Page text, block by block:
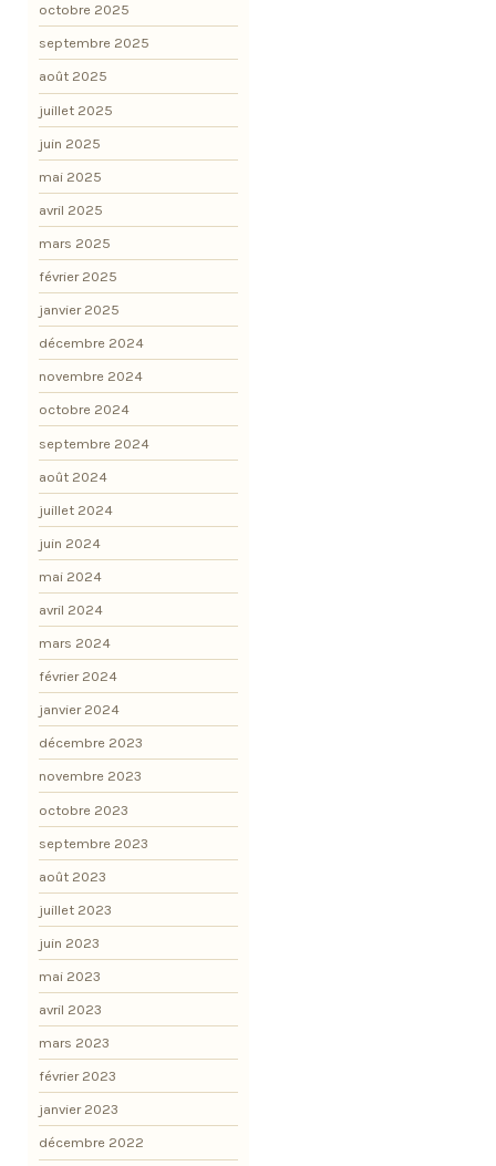
octobre 2025
septembre 2025
août 2025
juillet 2025
juin 2025
mai 2025
avril 2025
mars 2025
février 2025
janvier 2025
décembre 2024
novembre 2024
octobre 2024
septembre 2024
août 2024
juillet 2024
juin 2024
mai 2024
avril 2024
mars 2024
février 2024
janvier 2024
décembre 2023
novembre 2023
octobre 2023
septembre 2023
août 2023
juillet 2023
juin 2023
mai 2023
avril 2023
mars 2023
février 2023
janvier 2023
décembre 2022